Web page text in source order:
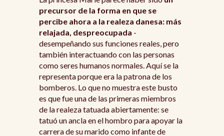
precursor de la forma en que se
percibe ahora a la realeza danesa: más
relajada, despreocupada -
desempeñando sus funciones reales, pero
también interactuando con las personas
como seres humanos normales. Aquí se la
representa porque era la patrona de los
bomberos. Lo que no muestra este busto
es que fue una de las primeras miembros
de la realeza tatuada abiertamente: se
tatuó un ancla en el hombro para apoyar la
carrera de su marido como infante de